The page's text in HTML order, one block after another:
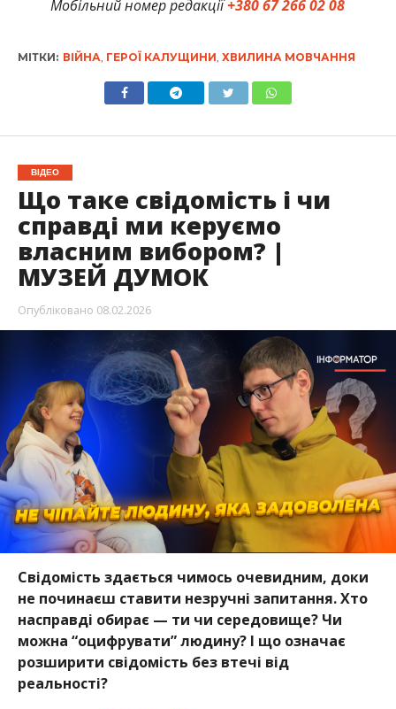
Мобільний номер редакції+380 67 266 02 08
МІТКИ: ВІЙНА ГЕРОЇ КАЛУЩИНИ ХВИЛИНА МОВЧАННЯ
ВІДЕО
Що таке свідомість і чи
справді ми керуємо
власним вибором? |
МУЗЕЙ ДУМОК
Опубліковано 08.02.2026
Свідомість здається чимось очевидним, доки
не починаєш ставити незручні запитання. Хто
насправді обирає — ти чи середовище? Чи
можна “оцифрувати” людину? І що означає
розширити свідомість без втечі від
реальності?